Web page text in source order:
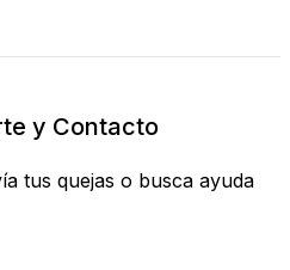
y Contacto
tus quejas o busca ayuda